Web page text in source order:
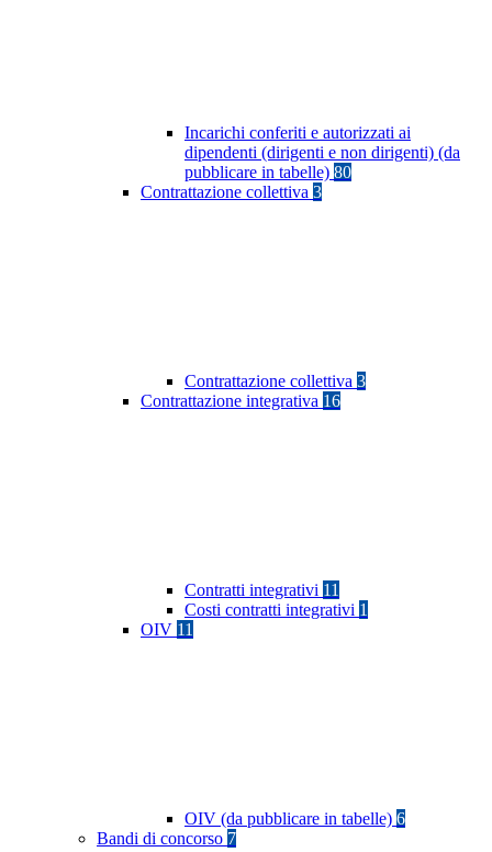
Incarichi conferiti e autorizzati ai
dipendenti (dirigenti e non dirigenti) (da
pubblicare in tabelle) 80
Contrattazione collettiva 3
Contrattazione collettiva 3
Contrattazione integrativa 16
Contratti integrativi 11
Costi contratti integrativi 1
OIV 11
OIV (da pubblicare in tabelle) 6
Bandi di concorso 7